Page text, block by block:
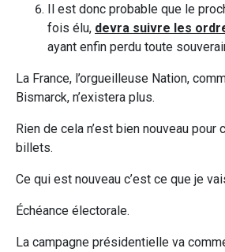
Il est donc probable que le
fois élu, devra suivre les
ayant enfin perdu toute
La France, l’orgueilleuse Nation,
Bismarck, n’existera plus.
Rien de cela n’est bien nouveau pour
billets.
Ce qui est nouveau c’est ce que je
Échéance électorale.
La campagne présidentielle va